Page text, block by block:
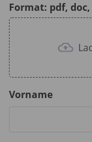
Format: pdf,
Vorname